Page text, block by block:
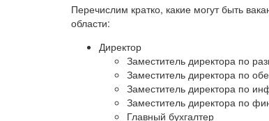
Перечислим кратко, какие могут быть
области:
Директор
Заместитель директора по
Заместитель директора по
Заместитель директора по
Заместитель директора по
Главный бухгалтер